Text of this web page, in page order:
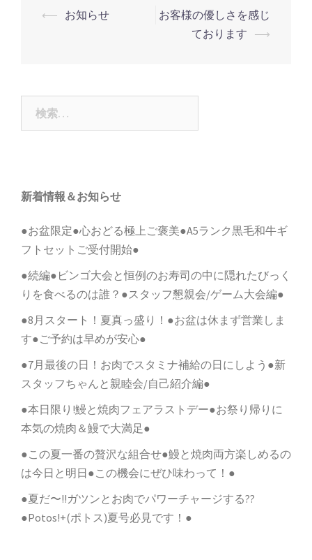
投
ゲ
ー
⟵ お知らせ
お客様の優しさを感じ
ております ⟶
新着情報＆お知らせ
●お盆限定●心おどる極上ご褒美●A5ランク黒毛和牛ギ
フトセットご受付開始●
●続編●ビンゴ大会と恒例のお寿司の中に隠れたびっく
りを食べるのは誰？●スタッフ懇親会/ゲーム大会編●
●8月スタート！夏真っ盛り！●お盆は休まず営業しま
す●ご予約は早めが安心●
●7月最後の日！お肉でスタミナ補給の日にしよう●新
スタッフちゃんと親睦会/自己紹介編●
●本日限り!鰻と焼肉フェアラストデー●お祭り帰りに
本気の焼肉＆鰻で大満足●
●この夏一番の贅沢な組合せ●鰻と焼肉両方楽しめるの
は今日と明日●この機会にぜひ味わって！●
●夏だ〜!!ガツンとお肉でパワーチャージする??
●Potos!+(ポトス)夏号必見です！●